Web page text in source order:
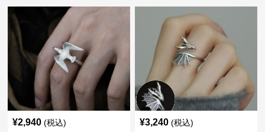
¥2,940 (税込) ¥3,240 (税込)